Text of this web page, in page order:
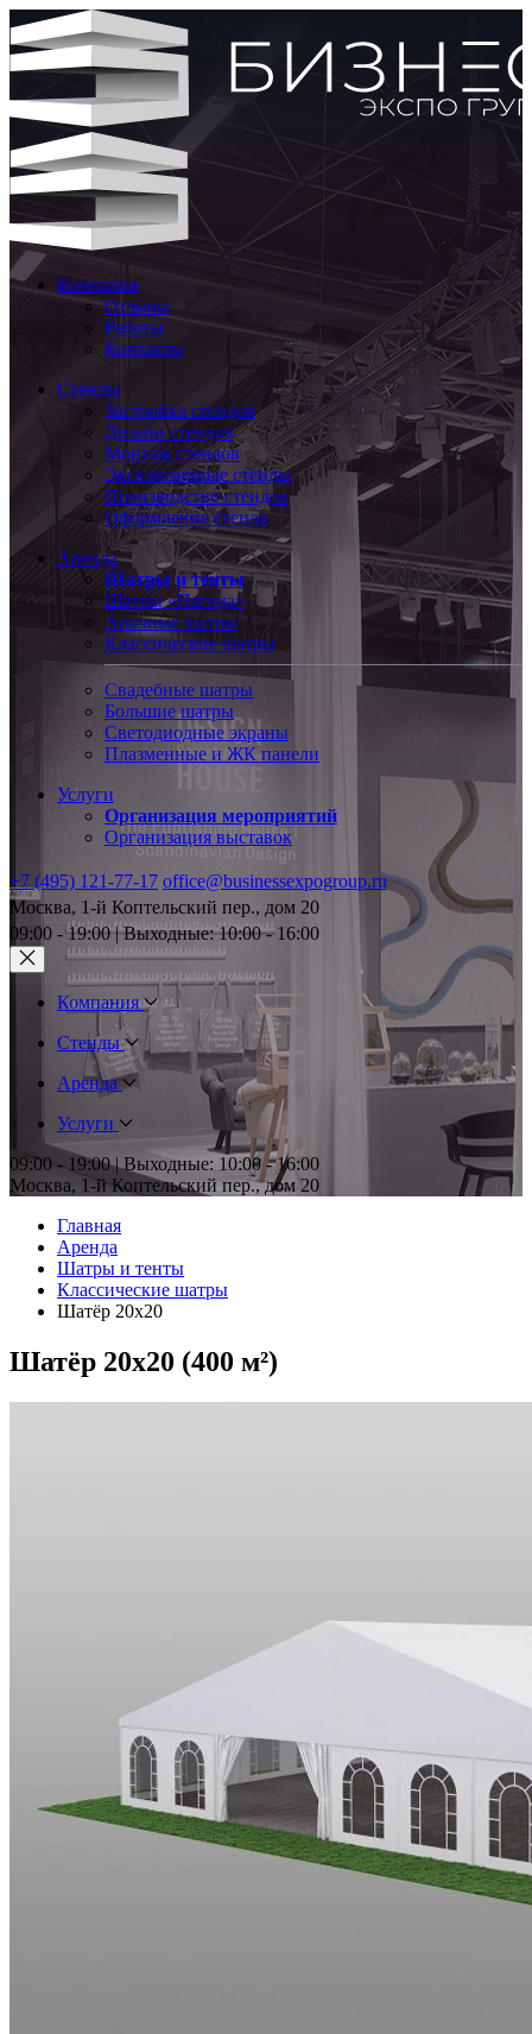
Компания
Отзывы
Работы
Контакты
Стенды
Застройка стендов
Дизайн стендов
Монтаж стендов
Эксклюзивные стенды
Производство стендов
Оформление стенда
Аренда
Шатры и тенты
Шатры «Пагода»
Арочные шатры
Классические шатры
Свадебные шатры
Большие шатры
Светодиодные экраны
Плазменные и ЖК панели
Услуги
Организация мероприятий
Организация выставок
+7 (495) 121-77-17 office@businessexpogroup.ru
Москва, 1-й Коптельский пер., дом 20
09:00 - 19:00 | Выходные: 10:00 - 16:00
Компания
Стенды
Аренда
Услуги
09:00 - 19:00 | Выходные: 10:00 - 16:00
Москва, 1-й Коптельский пер., дом 20
Главная
Аренда
Шатры и тенты
Классические шатры
Шатёр 20x20
Шатёр 20x20 (400 м²)